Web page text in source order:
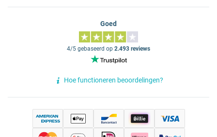
Goed
4/5 gebaseerd op 2.493 reviews
Hoe functioneren beoordelingen?